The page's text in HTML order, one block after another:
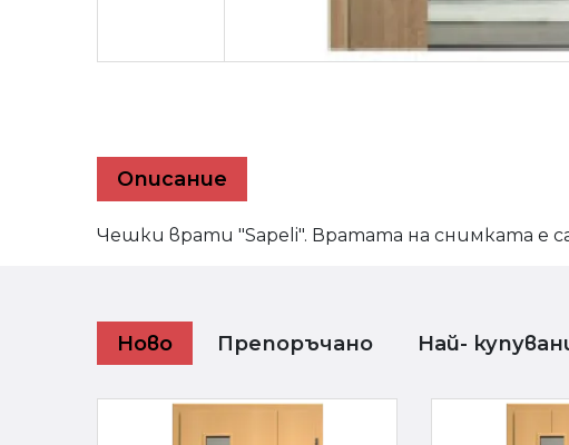
Описaние
Чешки врати "Sapeli". Вратата на снимката е
Ново Препоръчано Най-